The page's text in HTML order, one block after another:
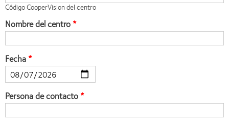
Código CooperVision del centro
Nombre del centro
Fecha
Persona de contacto